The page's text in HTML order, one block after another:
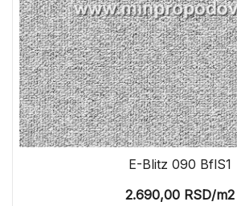
E-Blitz 090 BflS1
2.690,00 RSD/m2